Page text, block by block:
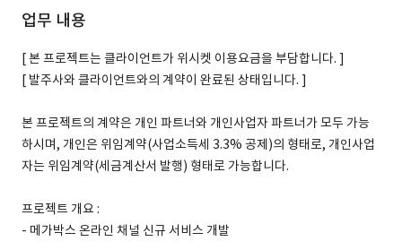
업무 내용
[ 본 프로젝트는 클라이언트가 위시켓 이용요금을 부담합니다. ]
[ 발주사와 클라이언트와의 계약이 완료된 상태입니다. ]
본 프로젝트의 계약은 개인 파트너와 개인사업자 파트너가 모두 가능
하시며, 개인은 위임계약(사업소득세 3.3% 공제)의 형태로, 개인사업
자는 위임계약(세금계산서 발행) 형태로 가능합니다.
프로젝트 개요 :
- 메가박스 온라인 채널 신규 서비스 개발